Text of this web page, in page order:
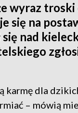
wyraz
się na
nad
karmę dla
– mówią